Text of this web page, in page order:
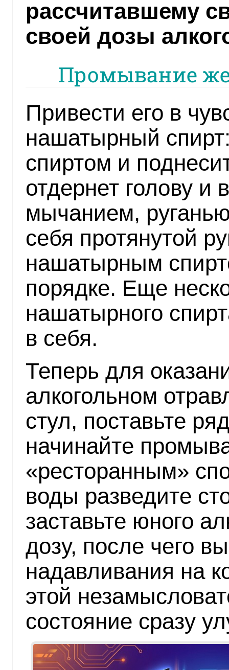
рассчитавшему
своей дозы
Промывание
Привести его в
нашатырный
спиртом и
отдернет голову и
мычанием,
себя протянутой
нашатырным
порядке. Еще
нашатырного
в себя.
Теперь для
алкогольном
стул, поставьте
начинайте
«ресторанным»
воды разведите
заставьте юного
дозу, после чего
надавливания на
этой
состояние сразу